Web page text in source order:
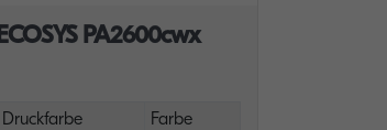
ECOSYS PA2600cwx
Druckfarbe
Farbe